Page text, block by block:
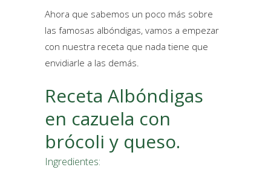
Ahora que sabemos un poco más sobre
las famosas albóndigas, vamos a empezar
con nuestra receta que nada tiene que
envidiarle a las demás.
Receta Albóndigas
en cazuela con
brócoli y queso.
Ingredientes: